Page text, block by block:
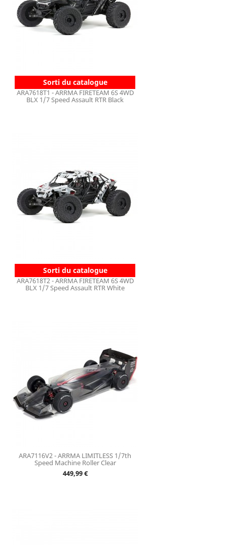
Sorti du catalogue
ARA7618T1 - ARRMA FIRETEAM 6S 4WD
BLX 1/7 Speed Assault RTR Black
Sorti du catalogue
ARA7618T2 - ARRMA FIRETEAM 6S 4WD
BLX 1/7 Speed Assault RTR White
ARA7116V2 - ARRMA LIMITLESS 1/7th
Speed Machine Roller Clear
Prix
449,99 €